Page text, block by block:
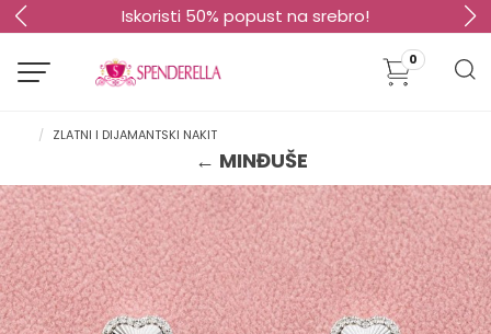
Sopstvena proizvodnja, do 35%
0
ZLATNI I DIJAMANTSKI NAKIT
← MINĐUŠE